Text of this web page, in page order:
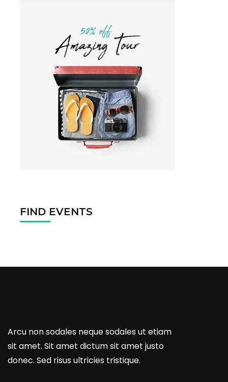
FIND EVENTS
Arcu non sodales neque sodales ut etiam
sit amet. Sit amet dictum sit amet justo
donec. Sed risus ultricies tristique.